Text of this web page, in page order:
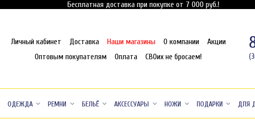
Бесплатная доставка при покупке от 7 000 руб.!
Личный кабинет Доставка Наши магазины О компании
Акции
Оптовым покупателям
Оплата СВОих не бросаем!
ОДЕЖДА РЕМНИ БЕЛЬЁ АКСЕССУАРЫ НОЖИ ПОДАРКИ ДЛЯ